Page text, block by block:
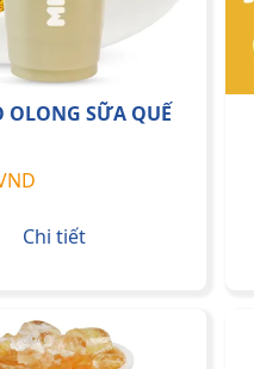
OLONG SỮA QUẾ
Chi tiết